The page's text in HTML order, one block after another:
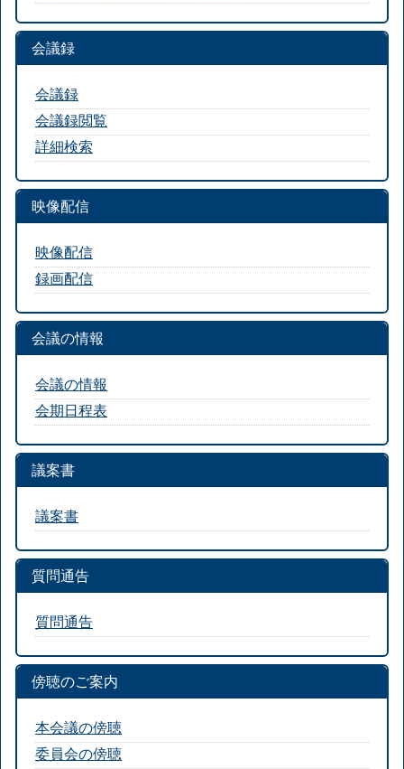
会議録
会議録
会議録閲覧
詳細検索
映像配信
映像配信
録画配信
会議の情報
会議の情報
会期日程表
議案書
議案書
質問通告
質問通告
傍聴のご案内
本会議の傍聴
委員会の傍聴